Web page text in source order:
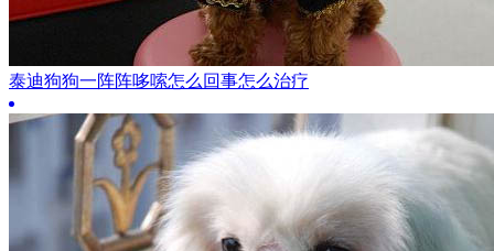
泰迪狗狗一阵阵哆嗦怎么回事怎么治疗